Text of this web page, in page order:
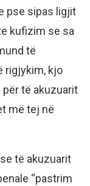
pse sipas ligjit
kufizim se sa
të
rigjykim, kjo
të akuzuarit
më tej në
të akuzuarit
“pastrim